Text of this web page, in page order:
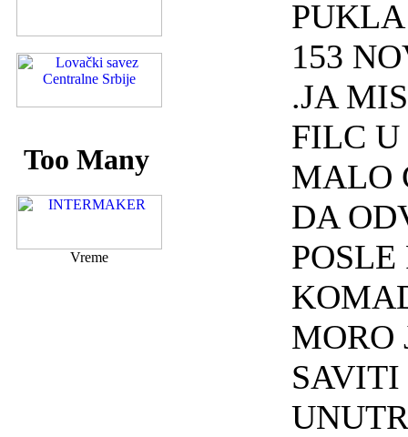
Vreme
153
.JA
FILC
MALO
DA
POSLE
MORO
SAVITI